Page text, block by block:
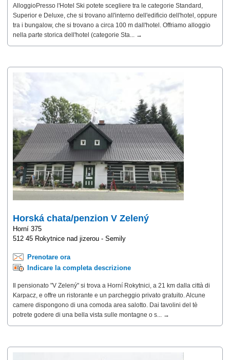
AlloggioPresso l'Hotel Ski potete scegliere tra le categorie Standard,
Superior e Deluxe, che si trovano all'interno dell'edificio dell'hotel, oppure
tra i bungalow, che si trovano a circa 100 m dall'hotel. Offriamo alloggio
nella parte storica dell'hotel (categorie Sta... →
Horská chata/penzion V Zelený
Horní 375
512 45 Rokytnice nad jizerou - Semily
Prenotare ora
Indicare la completa descrizione
Il pensionato "V Zelený" si trova a Horní Rokytnici, a 21 km dalla città di
Karpacz, e offre un ristorante e un parcheggio privato gratuito. Alcune
camere dispongono di una comoda area salotto. Dai tavolini del tè
potrete godere di una bella vista sulle montagne o s... →